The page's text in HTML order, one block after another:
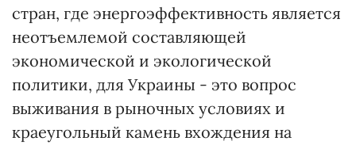
стран, где энергоэффективность является
неотъемлемой составляющей
экономической и экологической
политики, для Украины - это вопрос
выживания в рыночных условиях и
краеугольный камень вхождения на